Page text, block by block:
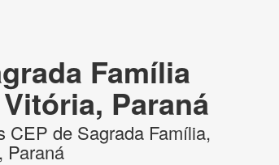
Família
Paraná
CEP de Sagrada Família,
Paraná